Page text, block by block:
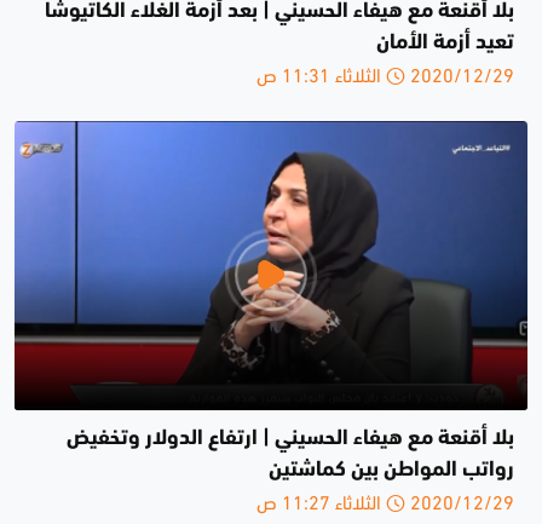
بلا أقنعة مع هيفاء الحسيني | بعد أزمة الغلاء الكاتيوشا
تعيد أزمة الأمان
2020/12/29 الثلاثاء 11:31 ص
بلا أقنعة مع هيفاء الحسيني | ارتفاع الدولار وتخفيض
رواتب المواطن بين كماشتين
2020/12/29 الثلاثاء 11:27 ص